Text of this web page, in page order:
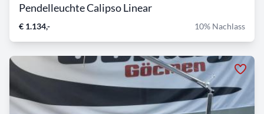
Pendelleuchte Calipso Linear
€ 1.134,- 10% Nachlass